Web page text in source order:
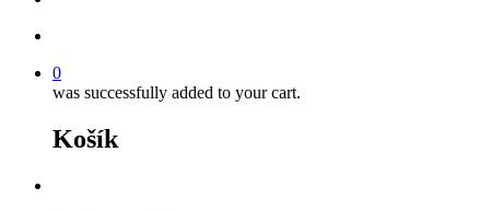
0
was successfully added to your cart.
Košík